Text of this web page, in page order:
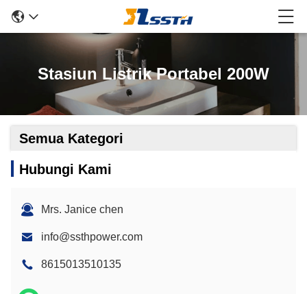
Stasiun Listrik Portabel 200W
Semua Kategori
Hubungi Kami
Mrs. Janice chen
info@ssthpower.com
8615013510135